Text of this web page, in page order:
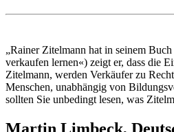
„Rainer Zitelmann hat in seinem
verkaufen lernen«) zeigt er, dass die
Zitelmann, werden Verkäufer zu
Menschen, unabhängig von
sollten Sie unbedingt lesen, was
Martin Limbeck,